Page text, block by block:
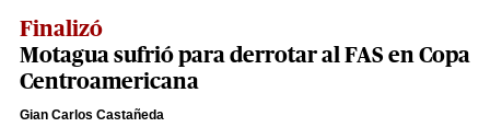
Finalizó
Motagua sufrió para derrotar al FAS en Copa
Centroamericana
Gian Carlos Castañeda